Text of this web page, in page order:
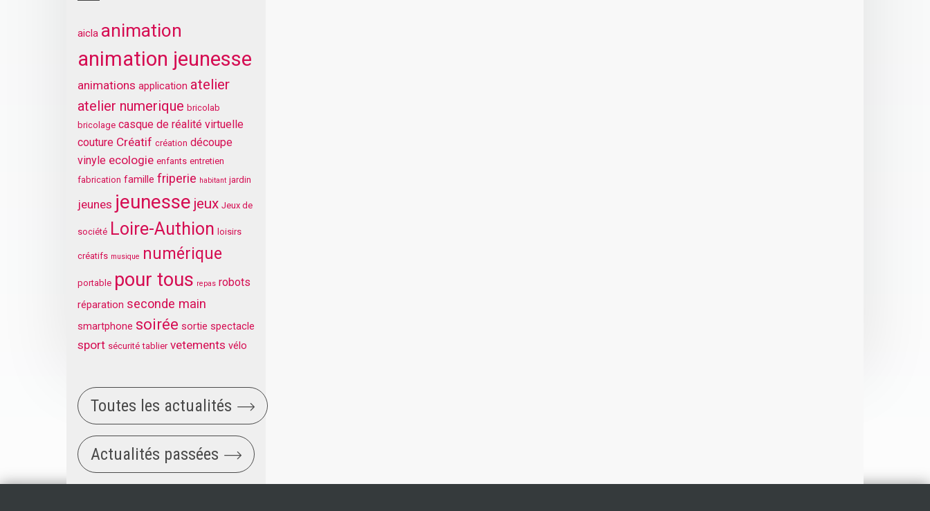
aicla animation
animation jeunesse
animations application atelier
atelier numerique bricolab
bricolage casque de réalité virtuelle
couture Créatif création découpe
vinyle ecologie enfants entretien
fabrication famille friperie habitant jardin
jeunes jeunesse jeux Jeux de
société Loire-Authion loisirs
créatifs musique numérique
portable pour tous repas robots
réparation seconde main
smartphone soirée sortie spectacle
sport sécurité tablier vetements vélo
Toutes les actualités
Actualités passées